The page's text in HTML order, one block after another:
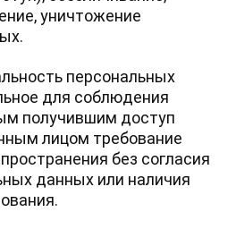
уничтожение
персональных
для соблюдения
получившим доступ
лицом требование
без согласия
данных или наличия